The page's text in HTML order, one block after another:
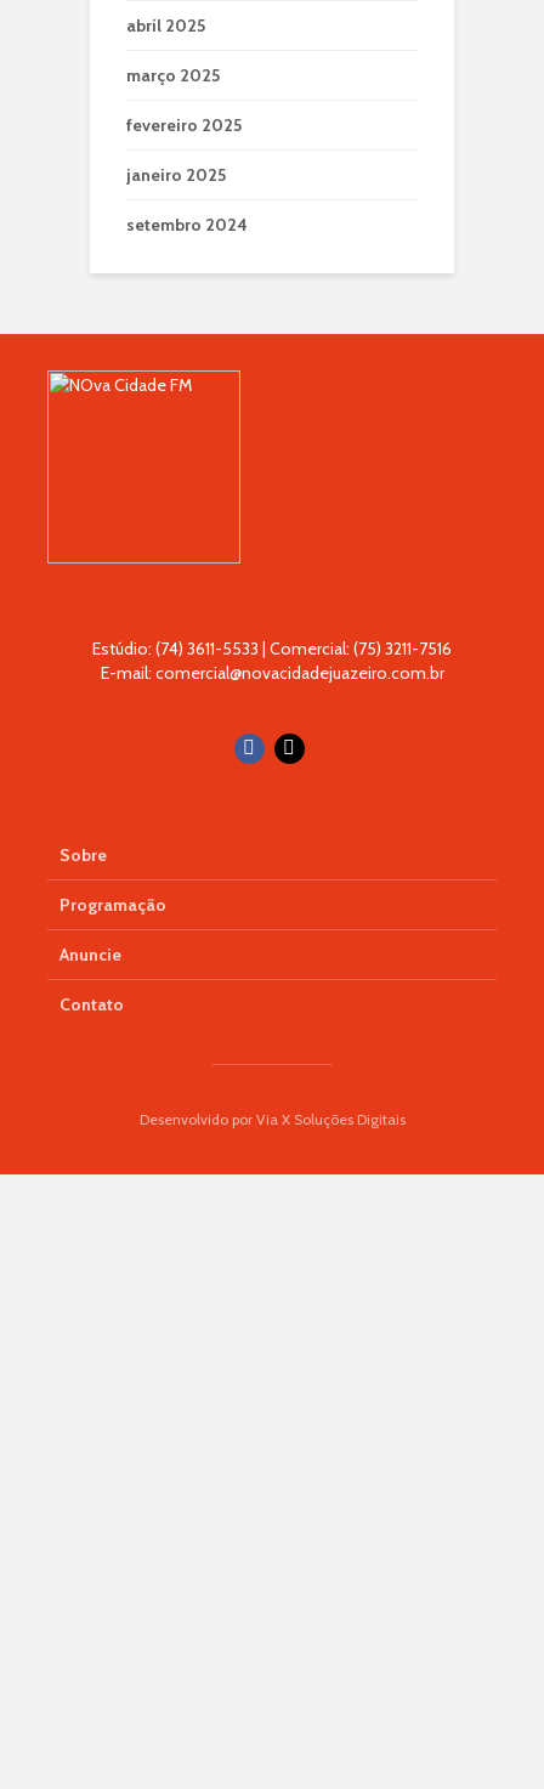
abril 2025
março 2025
fevereiro 2025
janeiro 2025
setembro 2024
Estúdio: (74) 3611-5533 | Comercial: (75) 3211-7516
E-mail: comercial@novacidadejuazeiro.com.br
Sobre
Programação
Anuncie
Contato
Desenvolvido por Via X Soluções Digitais